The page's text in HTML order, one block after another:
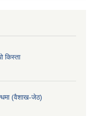
किस्ता
(वैशाख-जेठ)